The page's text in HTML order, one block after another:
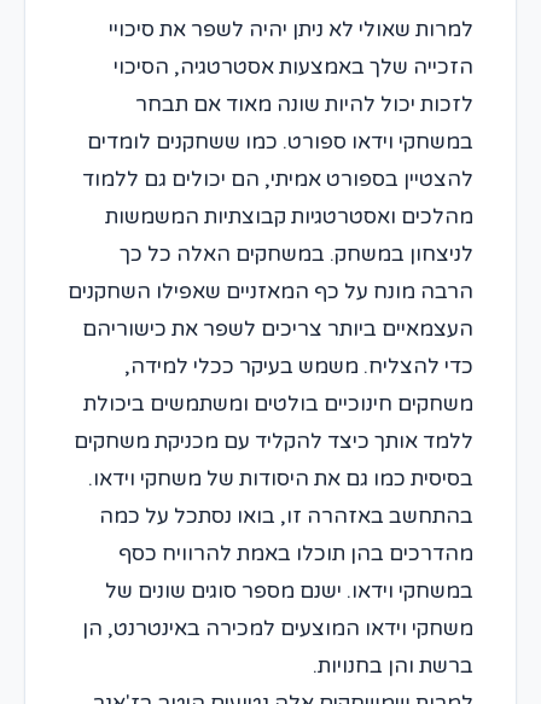
למרות שאולי לא ניתן יהיה לשפר את סיכויי
הזכייה שלך באמצעות אסטרטגיה, הסיכוי
לזכות יכול להיות שונה מאוד אם תבחר
במשחקי וידאו ספורט. כמו ששחקנים לומדים
להצטיין בספורט אמיתי, הם יכולים גם ללמוד
מהלכים ואסטרטגיות קבוצתיות המשמשות
לניצחון במשחק. במשחקים האלה כל כך
הרבה מונח על כף המאזניים שאפילו השחקנים
העצמאיים ביותר צריכים לשפר את כישוריהם
כדי להצליח. משמש בעיקר ככלי למידה,
משחקים חינוכיים בולטים ומשתמשים ביכולת
ללמד אותך כיצד להקליד עם מכניקת משחקים
בסיסית כמו גם את היסודות של משחקי וידאו.
בהתחשב באזהרה זו, בואו נסתכל על כמה
מהדרכים בהן תוכלו באמת להרוויח כסף
במשחקי וידאו. ישנם מספר סוגים שונים של
משחקי וידאו המוצעים למכירה באינטרנט, הן
ברשת והן בחנויות.